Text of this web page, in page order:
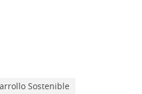
Sostenible